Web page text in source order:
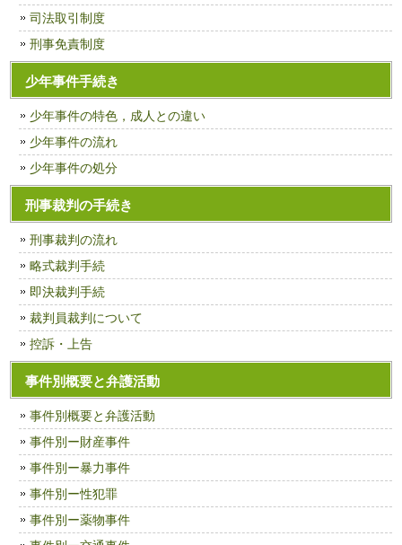
司法取引制度
刑事免責制度
少年事件手続き
少年事件の特色，成人との違い
少年事件の流れ
少年事件の処分
刑事裁判の手続き
刑事裁判の流れ
略式裁判手続
即決裁判手続
裁判員裁判について
控訴・上告
事件別概要と弁護活動
事件別概要と弁護活動
事件別ー財産事件
事件別ー暴力事件
事件別ー性犯罪
事件別ー薬物事件